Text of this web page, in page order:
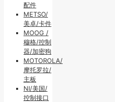
配件
METSO/
美卓/卡件
MOOG /
穆格/控制
器/加密狗
MOTOROLA/
摩托罗拉/
主板
NI/美国/
控制接口